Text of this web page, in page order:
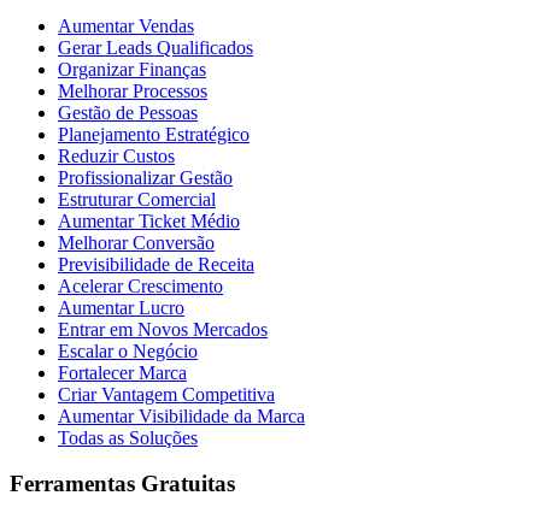
Aumentar Vendas
Gerar Leads Qualificados
Organizar Finanças
Melhorar Processos
Gestão de Pessoas
Planejamento Estratégico
Reduzir Custos
Profissionalizar Gestão
Estruturar Comercial
Aumentar Ticket Médio
Melhorar Conversão
Previsibilidade de Receita
Acelerar Crescimento
Aumentar Lucro
Entrar em Novos Mercados
Escalar o Negócio
Fortalecer Marca
Criar Vantagem Competitiva
Aumentar Visibilidade da Marca
Todas as Soluções
Ferramentas Gratuitas